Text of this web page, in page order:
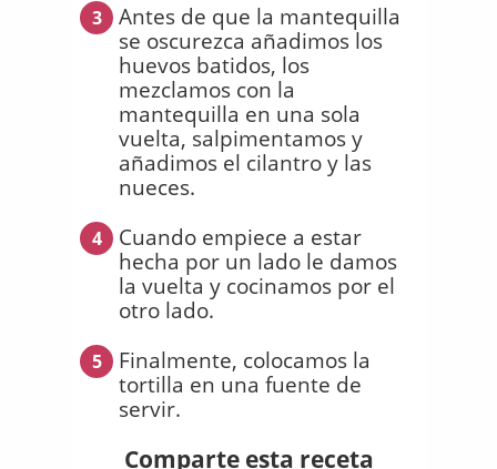
3
Antes de que la mantequilla
se oscurezca añadimos los
huevos batidos, los
mezclamos con la
mantequilla en una sola
vuelta, salpimentamos y
añadimos el cilantro y las
nueces.
4
Cuando empiece a estar
hecha por un lado le damos
la vuelta y cocinamos por el
otro lado.
5
Finalmente, colocamos la
tortilla en una fuente de
servir.
Comparte esta receta